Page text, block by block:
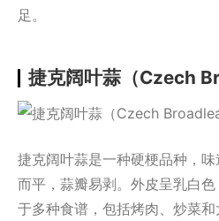
足。
捷克阔叶蒜（Czech
捷克阔叶蒜是一种硬梗品种，
而平，蒜瓣易剥。外皮呈乳白
于多种食谱，包括烤肉、炒菜和